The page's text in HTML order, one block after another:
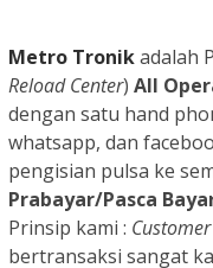
Metro Tronikadalah
Reload Center) All
dengan satu hand
whatsapp, dan
pengisian pulsa ke
Prabayar/Pasca
Prinsip kami :
bertransaksi sangat